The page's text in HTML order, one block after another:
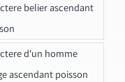
belier ascendant
d'un homme
ascendant poisson